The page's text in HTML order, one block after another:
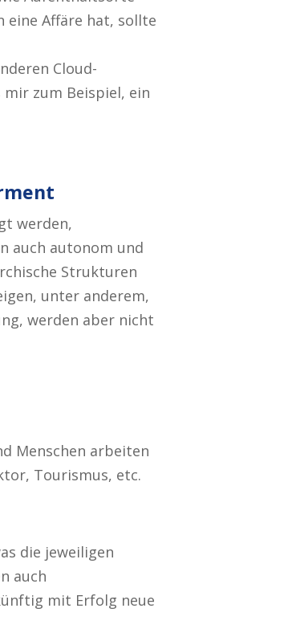
eine Affäre hat, sollte
Cloud-
zum Beispiel, ein
werden,
auch autonom und
Strukturen
unter anderem,
werden aber nicht
Menschen arbeiten
Tourismus, etc.
die jeweiligen
auch
mit Erfolg neue